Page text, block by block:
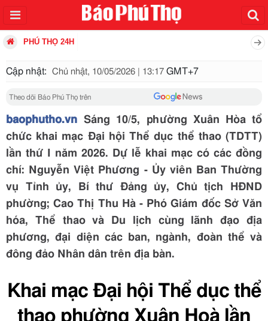
PHÚ THỌ 24H
Cập nhật: Chủ nhật, 10/05/2026 | 13:17 GMT+7
Theo dõi Báo Phú Thọ trên
baophutho.vn Sáng 10/5, phường Xuân Hòa tổ
chức khai mạc Đại hội Thể dục thể thao (TDTT)
lần thứ I năm 2026. Dự lễ khai mạc có các đồng
chí: Nguyễn Việt Phương - Ủy viên Ban Thường
vụ Tỉnh ủy, Bí thư Đảng ủy, Chủ tịch HĐND
phường; Cao Thị Thu Hà - Phó Giám đốc Sở Văn
hóa, Thể thao và Du lịch cùng lãnh đạo địa
phương, đại diện các ban, ngành, đoàn thể và
đông đảo Nhân dân trên địa bàn.
Khai mạc Đại hội Thể dục thể
thao phường Xuân Hoà lần